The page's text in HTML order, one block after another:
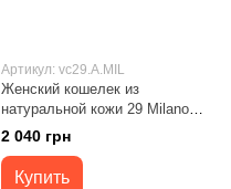
Артикул: vc29.A.MIL
Женский кошелек из
натуральной кожи 29 Milano
Vip Collection, черный
vc29.A.MIL
2 040 грн
Купить